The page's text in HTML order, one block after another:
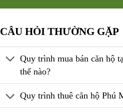
CÂU HỎI THƯỜNG GẶP
Quy trình mua bán căn hộ
thế nào?
Quy trình thuê căn hộ Phú